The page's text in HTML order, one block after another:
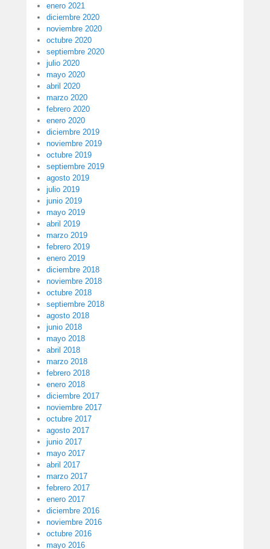
enero 2021
diciembre 2020
noviembre 2020
octubre 2020
septiembre 2020
julio 2020
mayo 2020
abril 2020
marzo 2020
febrero 2020
enero 2020
diciembre 2019
noviembre 2019
octubre 2019
septiembre 2019
agosto 2019
julio 2019
junio 2019
mayo 2019
abril 2019
marzo 2019
febrero 2019
enero 2019
diciembre 2018
noviembre 2018
octubre 2018
septiembre 2018
agosto 2018
junio 2018
mayo 2018
abril 2018
marzo 2018
febrero 2018
enero 2018
diciembre 2017
noviembre 2017
octubre 2017
agosto 2017
junio 2017
mayo 2017
abril 2017
marzo 2017
febrero 2017
enero 2017
diciembre 2016
noviembre 2016
octubre 2016
mayo 2016